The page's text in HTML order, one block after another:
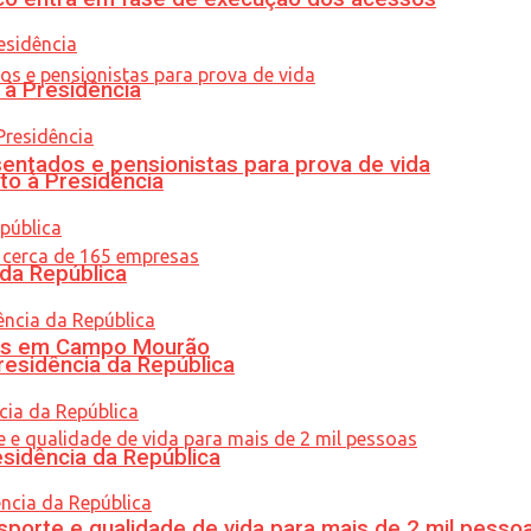
e pensionistas para prova de vida
em Campo Mourão
Presidência
à Presidência
República
da República
da República